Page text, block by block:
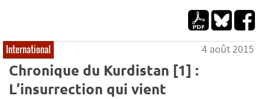
International 4 août 2015
Chronique du Kurdistan [1] :
L’insurrection qui vient